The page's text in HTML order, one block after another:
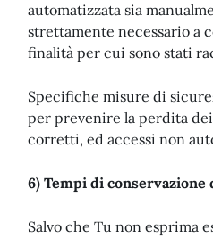
automatizzata sia
strettamente necessario a
finalità per cui sono stati
Specifiche misure di
per prevenire la perdita
corretti, ed accessi non
6) Tempi di
Salvo che Tu non esprima